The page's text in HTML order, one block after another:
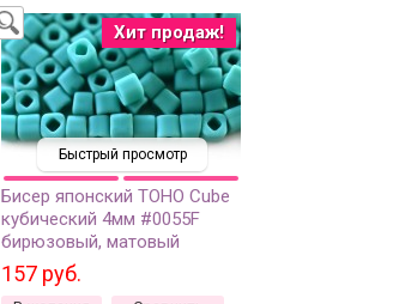
Быстрый просмотр
Хит продаж!
Бисер японский TOHO Cube
кубический 4мм #0055F
бирюзовый, матовый
непрозрачный, 5 грамм
157 руб.